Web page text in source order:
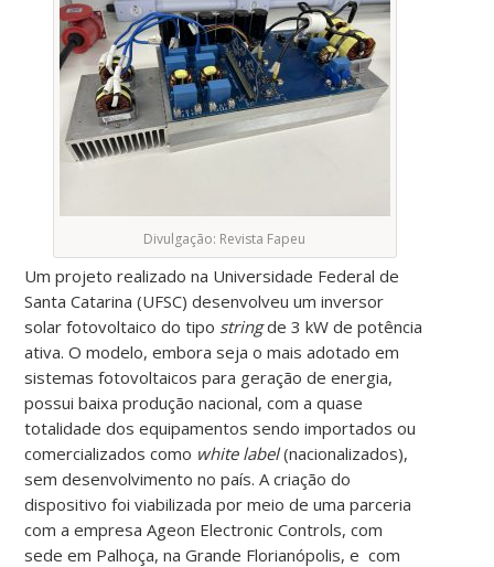
Divulgação: Revista Fapeu
Um projeto realizado na Universidade Federal de
Santa Catarina (UFSC) desenvolveu um inversor
solar fotovoltaico do tipo stringde 3 kW de potência
ativa. O modelo, embora seja o mais adotado em
sistemas fotovoltaicos para geração de energia,
possui baixa produção nacional, com a quase
totalidade dos equipamentos sendo importados ou
comercializados como white label(nacionalizados),
sem desenvolvimento no país. A criação do
dispositivo foi viabilizada por meio de uma parceria
com a empresa Ageon Electronic Controls, com
sede em Palhoça, na Grande Florianópolis, e com